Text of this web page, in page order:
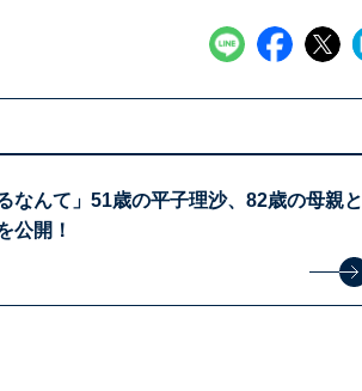
なんて」51歳の平子理沙、82歳の母親と
公開！